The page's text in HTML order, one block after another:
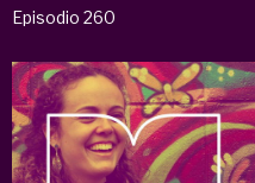
Episodio 260